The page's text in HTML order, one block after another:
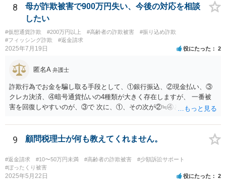
成年後見の場合、本人自ら借金やキャッシングはできません。保佐の
場合、本人のために選任される保佐人の同意なく、借金やキャッシン
グはできず、同意なしにこれらを行った場合、保佐人は取り消すこと
ができます。補助の場合も借金やキャッシングを同意事項に設定で
き、保佐の場合と同様の対応が可能です。 裁判所のサイトで制度案
いの地域の弁護士会や法テラス等でご相談になられてみてください。
【参考】成年後見制度について（裁判所サイト） https://www.courts.g
o.jp/saiban/koukenp/koukenp1/index.html
8
母が詐欺被害で900万円失い、今後の対応を相談
したい
#仮想通貨詐欺 #200万円以上 #高齢者の詐欺被害
#振り込め詐欺
#フィッシング詐欺
#返金請求
2025年7月19日 役にたった 2
匿名A 弁護士
詐欺行為でお金を騙し取る手段として、①銀行振込、②現金払い、③
クレカ決済、④暗号通貨払いの4種類が大きく存在しますが、 一番被
害を回復しやすいのが、③で 次に、①、その次が②≒④となります。
いたことがないのが実情です。 現在、できる手段はすでに回答したこ
と以外にほぼないと思いますが、一度、弁護士会の消費者系に関する
事案の取り扱いのある法律相談の予約を取られて一度相談を受けられ
てみてください。
9 顧問税理士が何も教えてくれません。
#返金請求 #10〜50万円未満 #高齢者の詐欺被害
#少額訴訟サポート
#ぼったくり被害
2025年5月22日 役にたった 2